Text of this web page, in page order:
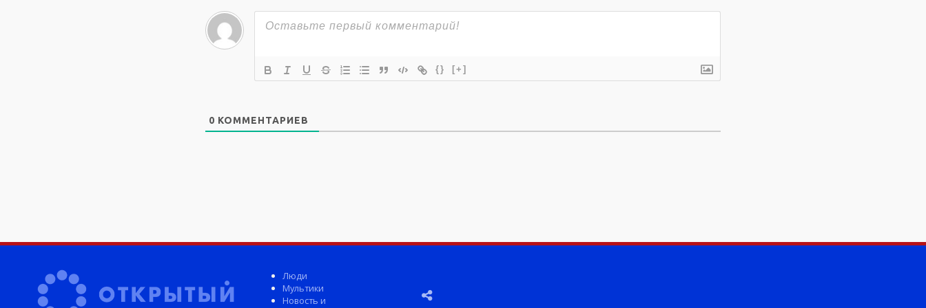
{} [+]
0 КОММЕНТАРИЕВ
Люди
Мультики
Новость и